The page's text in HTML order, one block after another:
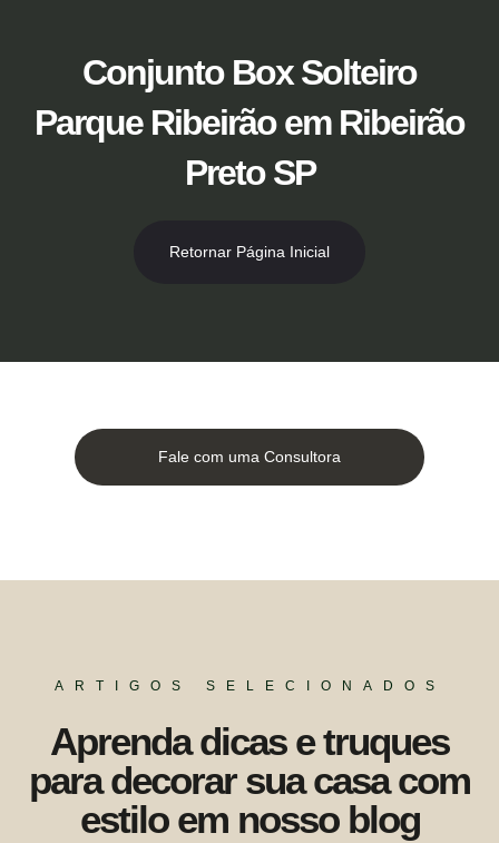
Conjunto Box Solteiro
Parque Ribeirão em Ribeirão
Preto SP
Retornar Página Inicial
Fale com uma Consultora
ARTIGOS SELECIONADOS
Aprenda dicas e truques
para decorar sua casa com
estilo em nosso blog